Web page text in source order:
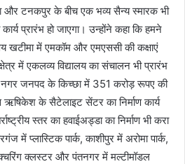
और टनकपुर के बीच एक भव्य सैन्य स्मारक भी
प्रारंभ हो जाएगा। उन्होंने कहा कि हमने
खटीमा में एमकॉम और एमएससी की कक्षाएं
में एकलव्य विद्यालय का संचालन भी प्रारंभ
नगर जनपद के किच्छा में 351 करोड़ रूपए की
के सैटेलाइट सेंटर का निर्माण कार्य
स्तर का हवाईअड्डा का निर्माण भी करा
में प्लास्टिक पार्क, काशीपुर में अरोमा पार्क,
क्लस्टर और पंतनगर में मल्टीमॉडल